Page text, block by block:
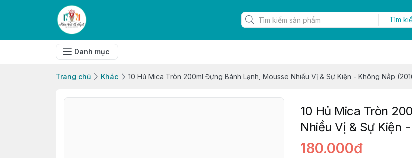
Tìm
Danh mục
Trang chủ Khác 10 Hủ Mica Tròn 200ml Đựng Bánh Lạnh, Mousse Nhiều Vị & Sự Kiện - Không Nắp
10 Hủ Mica Tròn
Nhiều Vị & Sự Kiện
180.000đ